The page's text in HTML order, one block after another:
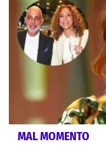
MAL MOMENTO